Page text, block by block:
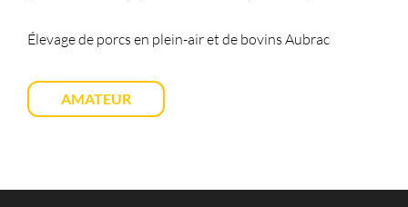
Élevage de porcs en plein-air et de bovins Aubrac
AMATEUR